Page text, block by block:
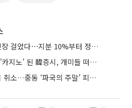
프랑스, 외국인 투자 빗장 걸었다⋯지분 10%부터 정부가 승인
"다신 국장 안 한다"⋯'카지노' 된 韓증시, 개미들 떠난다
트럼프, 이란 공격 전격 취소…중동 ‘파국의 주말’ 피했다